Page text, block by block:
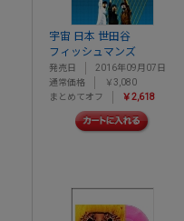
宇宙 日本 世田谷
フィッシュマンズ
発売日
2016年09月07日
通常価格
￥3,080
まとめてオフ
￥2,618